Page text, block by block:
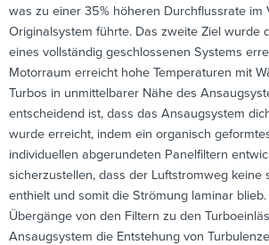
was zu einer 35% höheren Durchflussrate im
Originalsystem führte. Das zweite Ziel wurde
eines vollständig geschlossenen Systems
Motorraum erreicht hohe Temperaturen mit
Turbos in unmittelbarer Nähe des
entscheidend ist, dass das Ansaugsystem
wurde erreicht, indem ein organisch
individuellen abgerundeten Panelfiltern
sicherzustellen, dass der Luftstromweg keine
enthielt und somit die Strömung laminar
Übergänge von den Filtern zu den
Ansaugsystem die Entstehung von